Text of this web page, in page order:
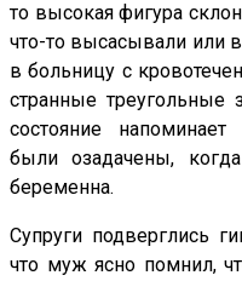
то высокая фигура
что-то высасывали или
в больницу с
странные треугольные
состояние
были озадачены,
беременна.
Супруги подверглись
что муж ясно помнил,